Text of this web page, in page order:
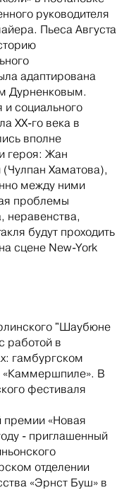
руководителя
Пьеса Августа
адаптирована
Дурненковым.
социального
XX-го века в
вполне
героя: Жан
Хаматова),
между ними
проблемы
неравенства,
будут проходить
сцене New-York
"Шаубюне
работой в
гамбургском
«Каммершпиле». В
фестиваля
премии «Новая
- приглашенный
отделении
«Эрнст Буш» в